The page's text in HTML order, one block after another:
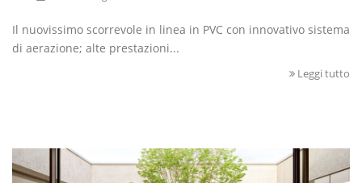
Il nuovissimo scorrevole in linea in PVC con innovativo sistema
di aerazione; alte prestazioni...
Leggi tutto